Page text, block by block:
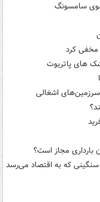
سامسونگ
مخفی کرد
های پاتریوت
سرزمین‌های اشغالی
بارداری مجاز است؟
که به اقتصاد می‌رسد